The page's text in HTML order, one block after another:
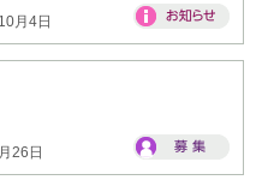
月4日
26日